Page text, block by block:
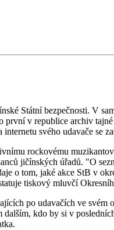
Státní bezpečnosti. V
v republice archiv
svého udavače se
rockovému
jičínských úřadů. "O
o tom, jaké akce StB v
tiskový mluvčí
po udavačích ve
kdo by si v